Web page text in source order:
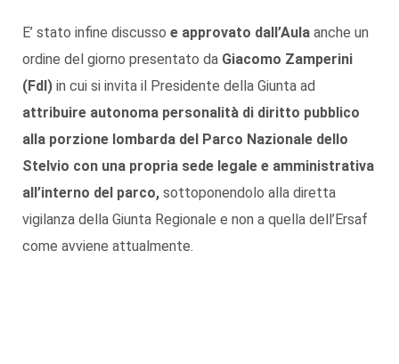
E’ stato infine discusso e approvato dall’Aula anche un
ordine del giorno presentato da Giacomo Zamperini
(FdI) in cui si invita il Presidente della Giunta ad
attribuire autonoma personalità di diritto pubblico
alla porzione lombarda del Parco Nazionale dello
Stelvio con una propria sede legale e amministrativa
all’interno del parco, sottoponendolo alla diretta
vigilanza della Giunta Regionale e non a quella dell’Ersaf
come avviene attualmente.